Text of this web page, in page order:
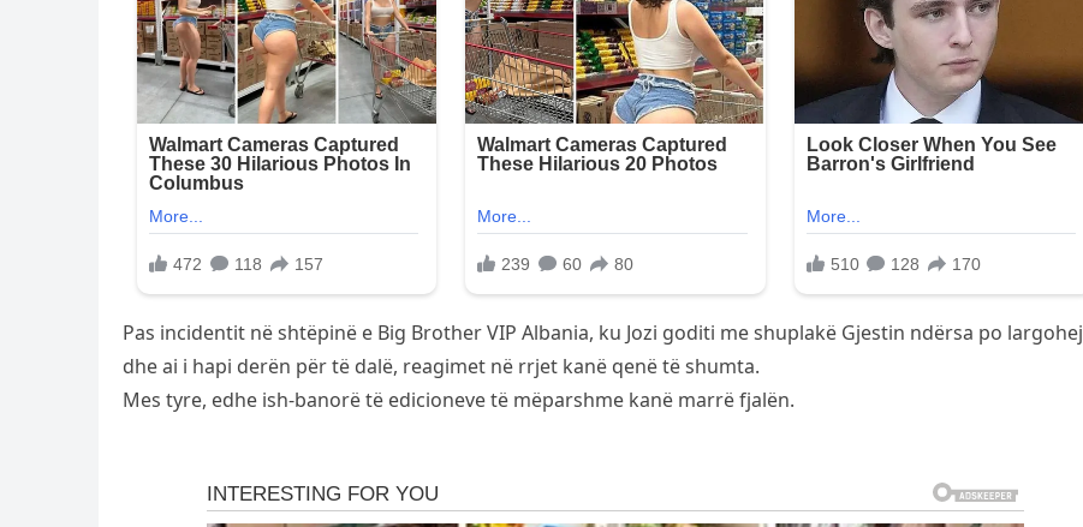
Pas incidentit në shtëpinë e Big Brother VIP Albania, ku Jozi goditi me shuplakë Gjestin ndërsa po largohej
dhe ai i hapi derën për të dalë, reagimet në rrjet kanë qenë të shumta.
Mes tyre, edhe ish-banorë të edicioneve të mëparshme kanë marrë fjalën.